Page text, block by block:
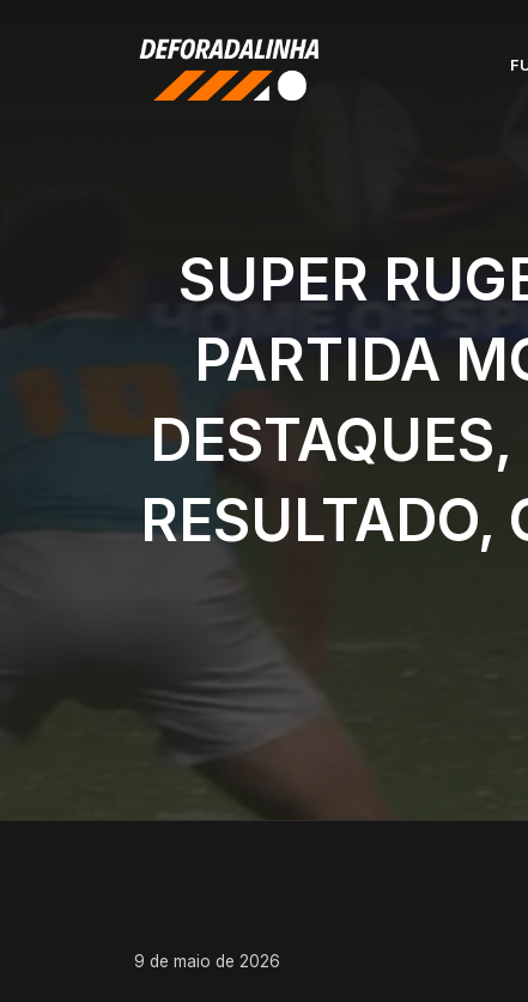
SUPER
PARTIDA
RESULTADO,
9 de maio de 2026